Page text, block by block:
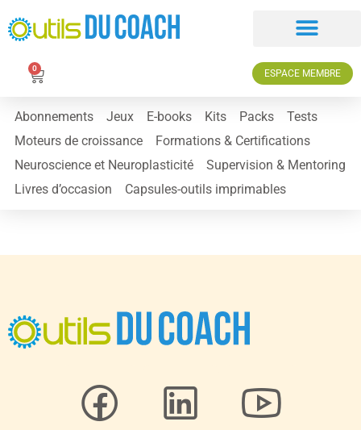
0 ESPACE MEMBRE
Abonnements Jeux E-books Kits Packs
Tests
Moteurs de croissance
Formations & Certifications
Neuroscience et Neuroplasticité
Supervision & Mentoring
Livres d’occasion
Capsules-outils imprimables